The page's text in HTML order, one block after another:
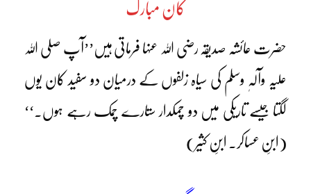
کان مبارک
حضرت عائشہ صدیقہ رضی اللہ عنہا فرماتی ہیں’’آپ صلی اللہ
علیہ وآلہٖ وسلم کی سیاہ زلفوں کے درمیان دو سفید کان یوں
لگتا جیسے تاریکی میں دو چمکدار ستارے چمک رہے ہوں۔‘‘
(ابنِ عساکر۔ ابنِ کثیر)